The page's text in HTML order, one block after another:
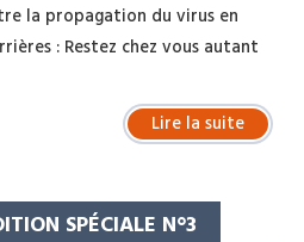
la propagation du virus en
: Restez chez vous autant
Lire la suite
SPÉCIALE N°3